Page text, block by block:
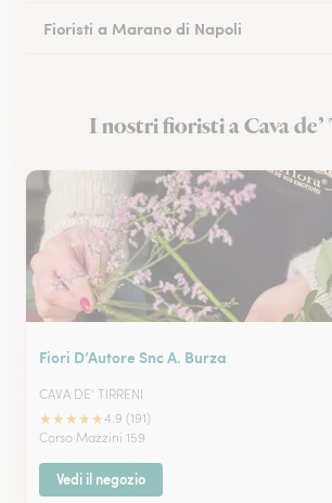
Fioristi a Marano di Napoli
Fioristi a Castellammare di Stabia
I nostri fioristi a Cava
Fiori D’Autore Snc A. Burza
CAVA DE' TIRRENI
★★★★★4.9 (191)
Corso Mazzini 159
Vedi il negozio